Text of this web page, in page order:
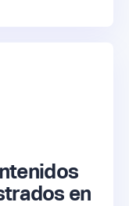
en